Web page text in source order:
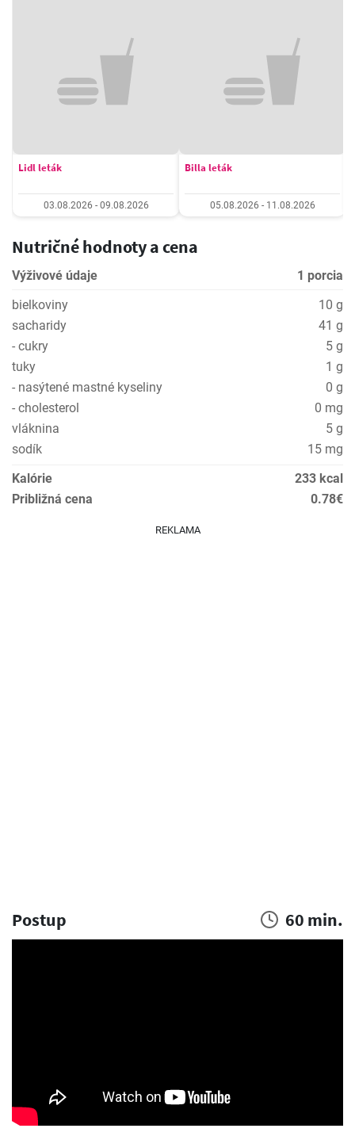
Lidl leták
03.08.2026 - 09.08.2026
Billa leták
05.08.2026 - 11.08.2026
Nutričné hodnoty a cena
Výživové údaje
1 porcia
bielkoviny
10 g
sacharidy
41 g
- cukry
5 g
tuky
1 g
- nasýtené mastné kyseliny
0 g
- cholesterol
0 mg
vláknina
5 g
sodík
15 mg
Kalórie
233 kcal
Približná cena
0.78€
REKLAMA
Postup 60 min.